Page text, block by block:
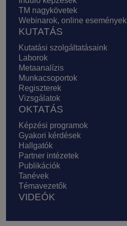
TM nagykövetek
Webinarok, online események
KUTATÁS
Kutatási szolgáltatásaink
Laborok
Metaanalízis
Munkacsoportok
Regiszterek
Vizsgálatok
OKTATÁS
Képzési programok
Gyakori kérdések
Hallgatók
Partner intézetek
Publikációk
Tanévek
Témavezetők
VIDEÓK